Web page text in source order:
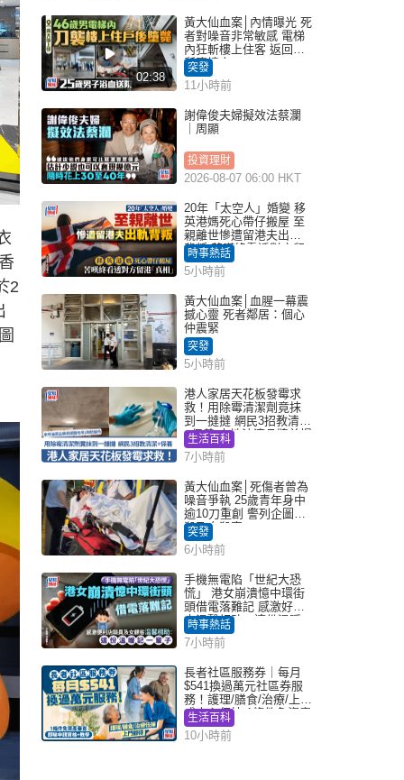
2
02:38
黃大仙血案│內情曝光 死
者對噪音非常敏感 電梯
內狂斬樓上住客 返回住
所墮樓亡
突發
11小時前
謝偉俊夫婦擬效法蔡瀾
｜周顯
投資理財
2026-08-07 06:00 HKT
20年「太空人」婚變 移
英港媽死心帶仔搬屋 至
親離世慘遭留港夫出軌
背叛 苦嘆終看透對方留
港「真相」｜Juicy叮
時事熱話
5小時前
黃大仙血案│血腥一幕震
撼心靈 死者鄰居：個心
仲震緊
突發
5小時前
港人家居天花板發霉求
救！用除霉清潔劑竟抹
到一撻撻 網民3招教清潔
+保養 本地油漆品牌曾提
醒勿用1物防變色
生活百科
7小時前
黃大仙血案│死傷者曾為
噪音爭執 25歲青年身中
逾10刀重創 警列企圖謀
殺及自殺案
突發
6小時前
手機無電陷「世紀大恐
慌」 港女崩潰憶中環街
頭借電落難記 感激好心
人溫馨相助：這份溫暖
記一輩子｜Juicy叮
時事熱話
7小時前
長者社區服務券｜每月
$541換過萬元社區券服
務！護理/膳食/治療/上門
或中心任揀 1條件免資產
審查（附申請資格及教
學）
生活百科
10小時前